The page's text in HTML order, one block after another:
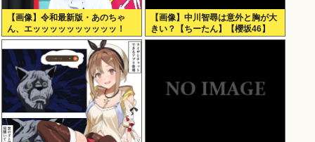
【画像】令和最新版・あのちゃ
ん、エッッッッッッッッッッ！
【画像】中川智尋は意外と胸が大
きい？【ちーたん】【櫻坂46】